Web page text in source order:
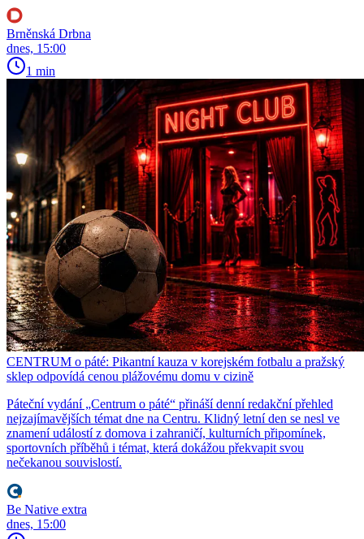
Brněnská Drbna
dnes, 15:00
1 min
CENTRUM o páté: Pikantní kauza v korejském fotbalu a pražský
sklep odpovídá cenou plážovému domu v cizině
Páteční vydání „Centrum o páté“ přináší denní redakční přehled
nejzajímavějších témat dne na Centru. Klidný letní den se nesl ve
znamení událostí z domova i zahraničí, kulturních připomínek,
sportovních příběhů i témat, která dokážou překvapit svou
nečekanou souvislostí.
Be Native extra
dnes, 15:00